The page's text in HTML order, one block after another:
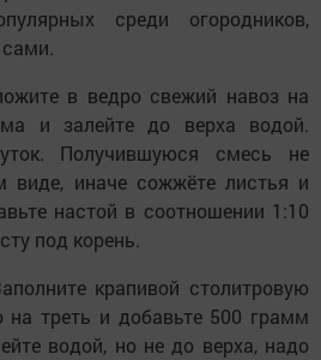
среди огородников,
в ведро свежий навоз на
и залейте до верха водой.
Получившуюся смесь не
виде, иначе сожжёте листья и
настой в соотношении 1:10
под корень.
крапивой столитровую
на треть и добавьте 500 грамм
водой, но не до верха, надо